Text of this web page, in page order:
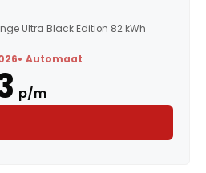
Ultra Black Edition 82 kWh
Automaat
p/m